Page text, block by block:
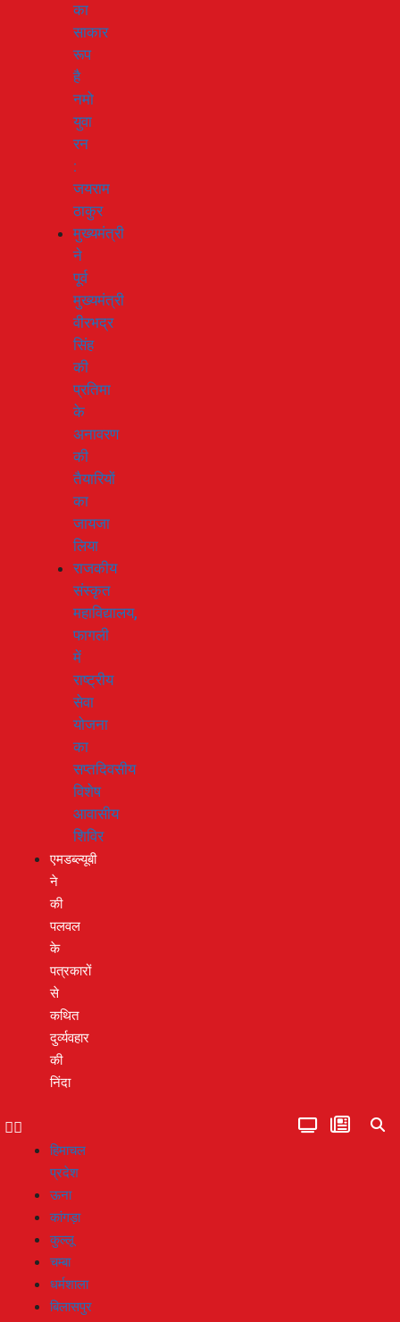
का
साकार
रूप
है
नमो
युवा
रन
:
जयराम
ठाकुर
मुख्यमंत्री
ने
पूर्व
मुख्यमंत्री
वीरभद्र
सिंह
की
प्रतिमा
के
अनावरण
की
तैयारियों
का
जायजा
लिया
राजकीय
संस्कृत
महाविद्यालय,
फागली
में
राष्ट्रीय
सेवा
योजना
का
सप्तदिवसीय
विशेष
आवासीय
शिविर
एमडब्ल्यूबी
ने
की
पलवल
के
पत्रकारों
से
कथित
दुर्व्यवहार
की
निंदा
हिमाचल
प्रदेश
ऊना
कांगड़ा
कुल्लू
चम्बा
धर्मशाला
बिलासपुर